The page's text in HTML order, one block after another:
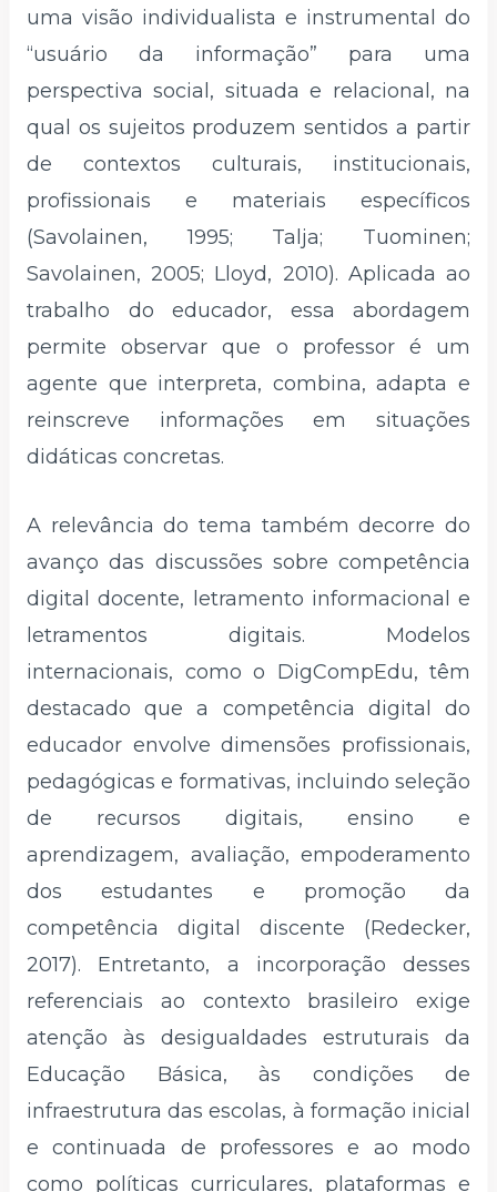
uma visão individualista e instrumental do
“usuário da informação” para uma
perspectiva social, situada e relacional, na
qual os sujeitos produzem sentidos a partir
de contextos culturais, institucionais,
profissionais e materiais específicos
(Savolainen, 1995; Talja; Tuominen;
Savolainen, 2005; Lloyd, 2010). Aplicada ao
trabalho do educador, essa abordagem
permite observar que o professor é um
agente que interpreta, combina, adapta e
reinscreve informações em situações
didáticas concretas.
A relevância do tema também decorre do
avanço das discussões sobre competência
digital docente, letramento informacional e
letramentos digitais. Modelos
internacionais, como o DigCompEdu, têm
destacado que a competência digital do
educador envolve dimensões profissionais,
pedagógicas e formativas, incluindo seleção
de recursos digitais, ensino e
aprendizagem, avaliação, empoderamento
dos estudantes e promoção da
competência digital discente (Redecker,
2017). Entretanto, a incorporação desses
referenciais ao contexto brasileiro exige
atenção às desigualdades estruturais da
Educação Básica, às condições de
infraestrutura das escolas, à formação inicial
e continuada de professores e ao modo
como políticas curriculares, plataformas e